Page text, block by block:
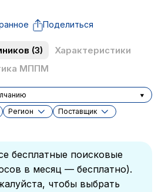
Поделиться
(3)
Характеристики
МППМ
Регион Поставщик
бесплатные поисковые
в месяц — бесплатно).
чтобы выбрать